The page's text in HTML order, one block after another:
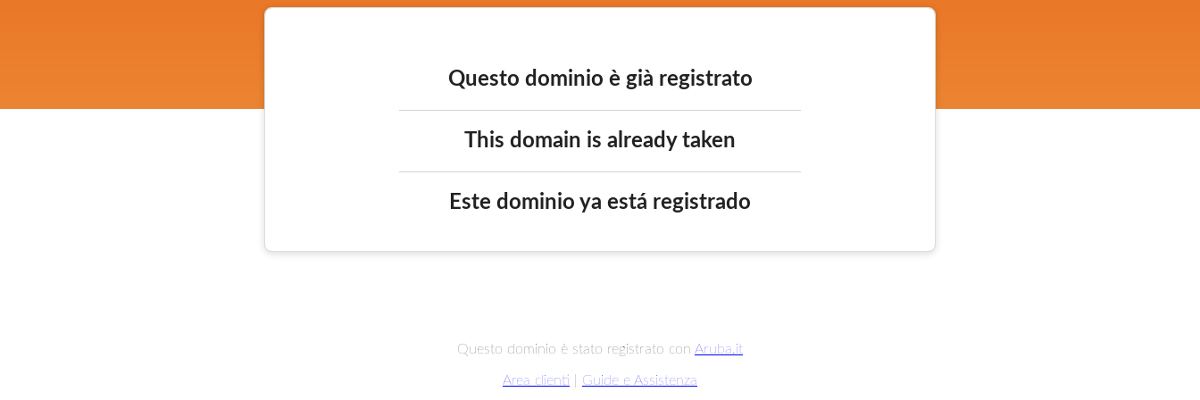
Questo dominio è già registrato
This domain is already taken
Este dominio ya está registrado
Questo dominio è stato registrato con Aruba.it
Area clienti Guide e Assistenza